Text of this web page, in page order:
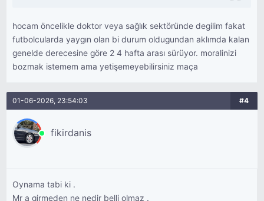
hocam öncelikle doktor veya sağlık sektöründe degilim fakat
futbolcularda yaygın olan bi durum oldugundan aklımda kalan
genelde derecesine göre 2 4 hafta arası sürüyor. moralinizi
bozmak istemem ama yetişemeyebilirsiniz maça
01-06-2026, 23:54:03 #4
fikirdanis
Oynama tabi ki .
Mr a girmeden ne nedir belli olmaz .